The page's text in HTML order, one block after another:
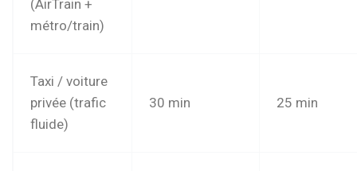
(AirTrain +
métro/train)
Taxi / voiture
privée (trafic
fluide)
30 min 25 min